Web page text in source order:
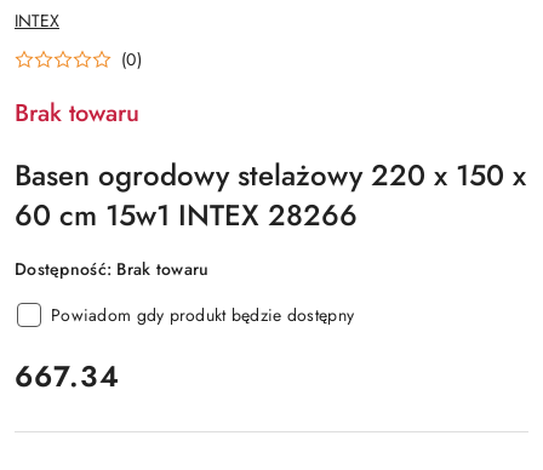
NAZWA
PRODUCENTA:
INTEX
(0)
Brak towaru
Basen ogrodowy stelażowy 220 x 150 x
60 cm 15w1 INTEX 28266
Dostępność: Brak towaru
Powiadom gdy produkt będzie dostępny
cena:
667.34